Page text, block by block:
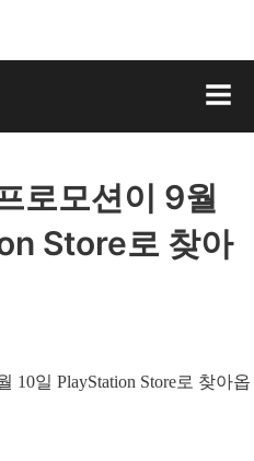
로모션이 9월
Store로 찾아